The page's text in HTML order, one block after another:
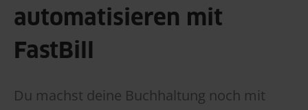
automatisieren mit
FastBill
Du machst deine Buchhaltung noch mit